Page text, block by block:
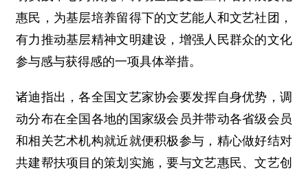
惠民，为基层培养留得下的文艺能人和文艺社团，
有力推动基层精神文明建设，增强人民群众的文化
参与感与获得感的一项具体举措。
诸迪指出，各全国文艺家协会要发挥自身优势，调
动分布在全国各地的国家级会员并带动各省级会员
和相关艺术机构就近就便积极参与，精心做好结对
共建帮扶项目的策划实施，要与文艺惠民、文艺创